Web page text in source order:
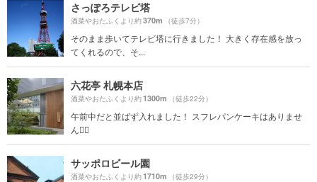
さっぽろテレビ塔
酒菜やおたふくより約370m （徒歩7分）
そのまま歩いてテレビ塔に行きました！ 大きく存在感を放っ
てくれるので、そ...
六花亭 札幌本店
酒菜やおたふくより約1300m （徒歩22分）
午前中だと並ばず入れました！ スフレパンケーキはありませ
ん🙅‍♀️
サッポロビール園
酒菜やおたふくより約1710m （徒歩29分）